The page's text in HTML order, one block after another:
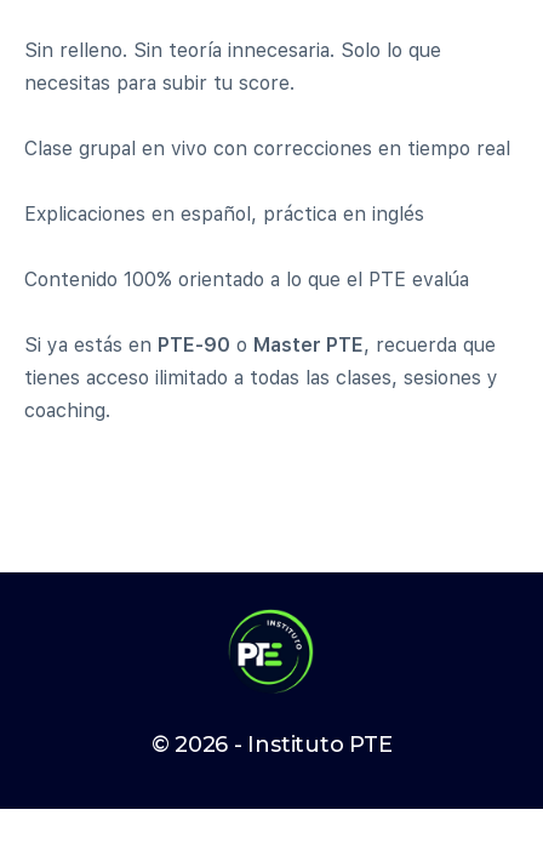
Sin relleno. Sin teoría innecesaria. Solo lo que
necesitas para subir tu score.
Clase grupal en vivo con correcciones en tiempo real
Explicaciones en español, práctica en inglés
Contenido 100% orientado a lo que el PTE evalúa
Si ya estás en PTE-90 o Master PTE, recuerda que
tienes acceso ilimitado a todas las clases, sesiones y
coaching.
© 2026 - Instituto PTE